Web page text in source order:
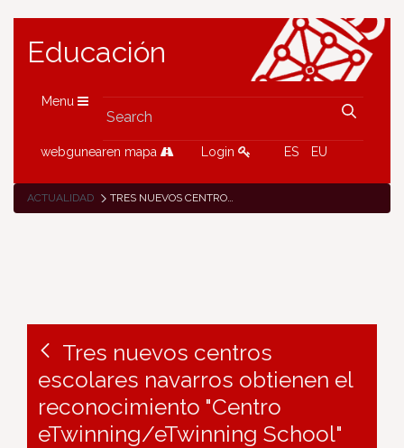
Educación
Menu
webgunearen mapa Login ES EU
ACTUALIDAD TRES NUEVOS CENTROS ESCOLARES NAVARROS OBTIENEN EL RECONOCIMIENTO "CENTRO ETWINNING/ETWINNING SCHOOL"
Tres nuevos centros
escolares navarros obtienen el
reconocimiento "Centro
eTwinning/eTwinning School"